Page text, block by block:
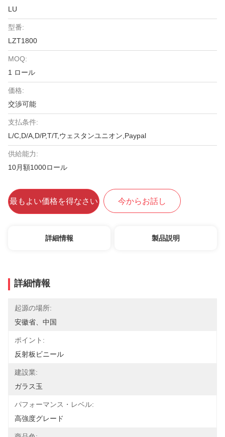
LU
型番:
LZT1800
MOQ:
1 ロール
価格:
交渉可能
支払条件:
L/C,D/A,D/P,T/T,ウェスタンユニオン,Paypal
供給能力:
10月額1000ロール
最もよい価格を得なさい 今からお話し
詳細情報 製品説明
詳細情報
起源の場所:
安徽省、中国
ポイント:
反射板ビニール
建設業:
ガラス玉
パフォーマンス・レベル:
高強度グレード